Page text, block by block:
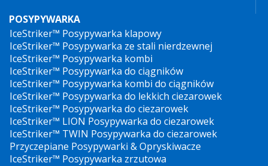
POSYPYWARKA
IceStriker™ Posypywarka klapowy
IceStriker™ Posypywarka ze stali nierdzewnej
IceStriker™ Posypywarka kombi
IceStriker™ Posypywarka do ciągników
IceStriker™ Posypywarka kombi do ciągników
IceStriker™ Posypywarka do lekkich ciezarowek
IceStriker™ Posypywarka do ciezarowek
IceStriker™ LION Posypywarka do ciezarowek
IceStriker™ TWIN Posypywarka do ciezarowek
Przyczepiane Posypywarki & Opryskiwacze
IceStriker™ Posypywarka zrzutowa